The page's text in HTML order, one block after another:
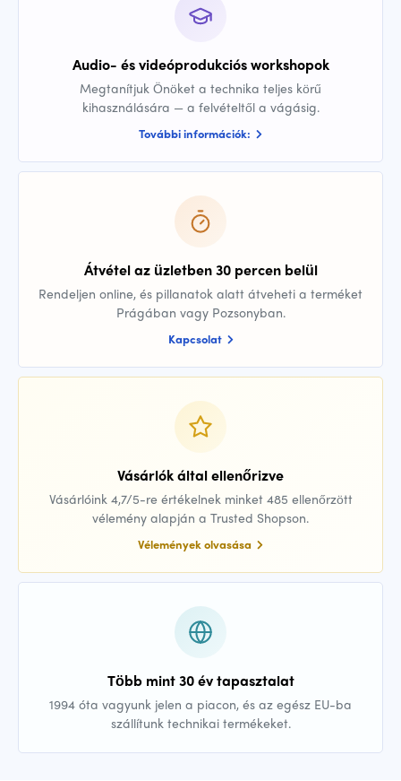
Audio- és videóprodukciós workshopok
Megtanítjuk Önöket a technika teljes körű
kihasználására — a felvételtől a vágásig.
További információk:
Átvétel az üzletben 30 percen belül
Rendeljen online, és pillanatok alatt átveheti a terméket
Prágában vagy Pozsonyban.
Kapcsolat
Vásárlók által ellenőrizve
Vásárlóink 4,7/5-re értékelnek minket 485 ellenőrzött
vélemény alapján a Trusted Shopson.
Vélemények olvasása
Több mint 30 év tapasztalat
1994 óta vagyunk jelen a piacon, és az egész EU-ba
szállítunk technikai termékeket.